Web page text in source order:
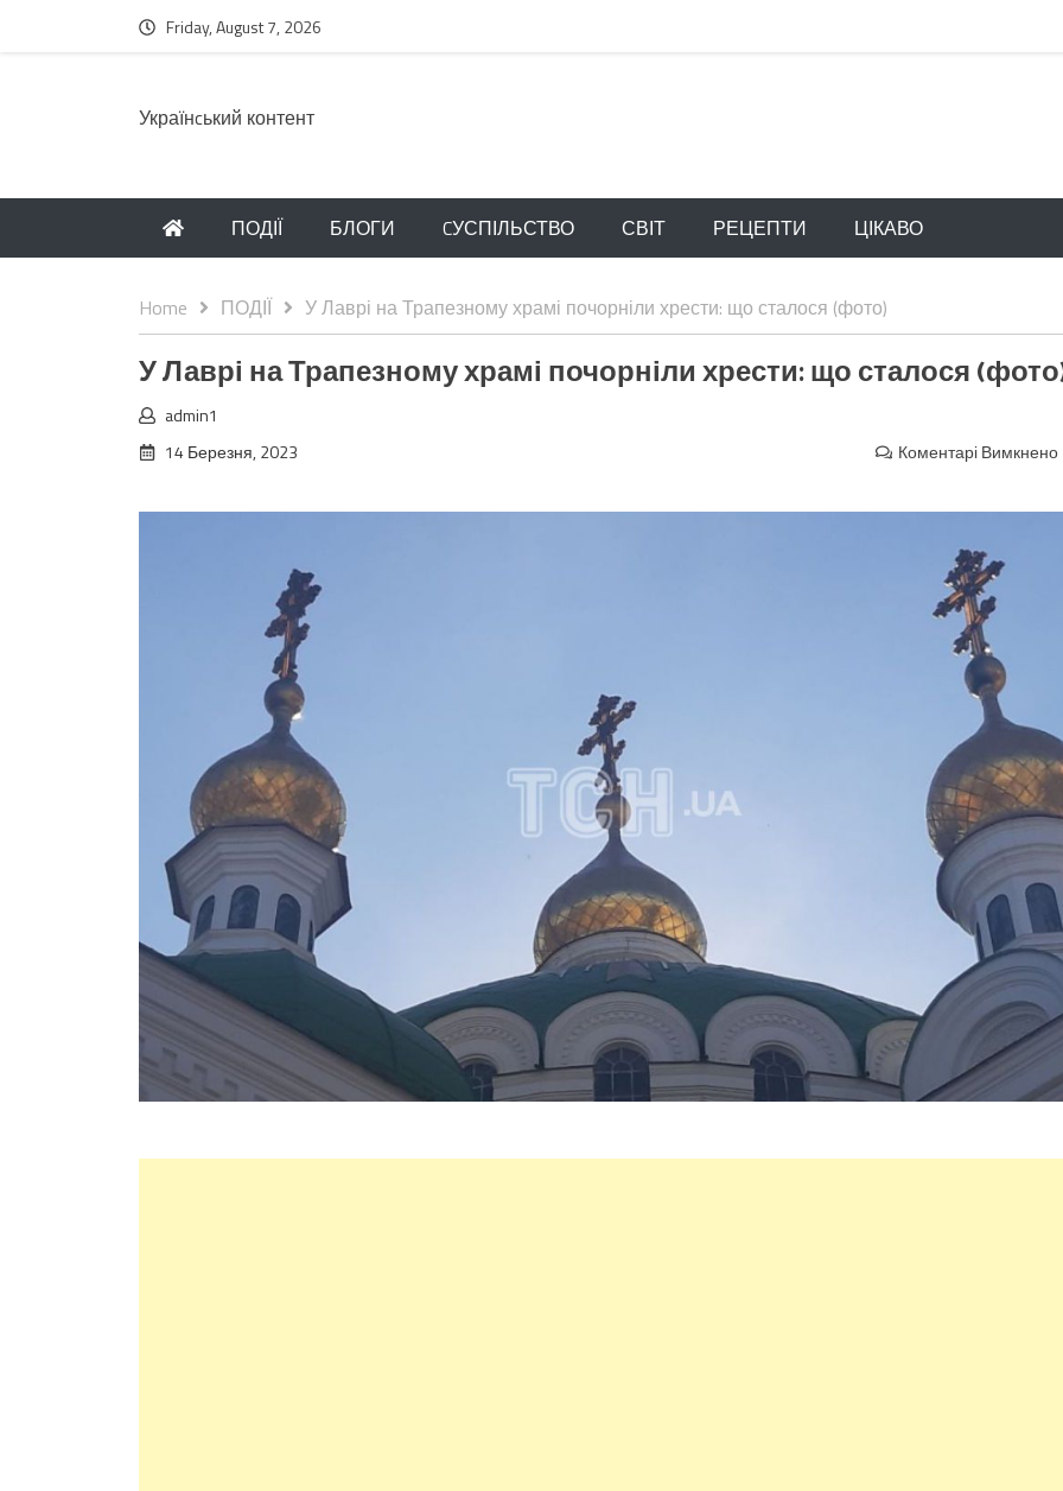
Friday, August 7, 2026
Українcький контент
ПОДІЇ БЛОГИ CУСПІЛЬСТВО СВІТ РЕЦЕПТИ ЦІКАВО
Home ПОДІЇ У Лаврі на Трапезному храмі почорніли хрести: що сталося (фото)
У Лаврі на Трапезному храмі почорніли хрести: що сталося
admin1
14 Березня, 2023
Коментарі Вимкнено